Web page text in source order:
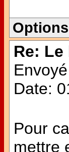
Re:
Date:
Pour
mettre